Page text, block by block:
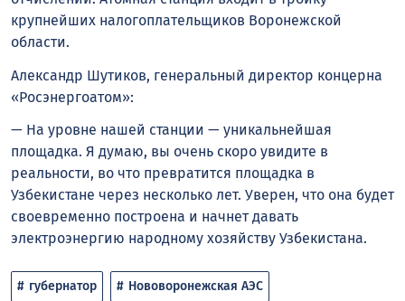
крупнейших налогоплательщиков Воронежской
области.
Александр Шутиков, генеральный директор концерна
«Росэнергоатом»:
— На уровне нашей станции — уникальнейшая
площадка. Я думаю, вы очень скоро увидите в
реальности, во что превратится площадка в
Узбекистане через несколько лет. Уверен, что она будет
своевременно построена и начнет давать
электроэнергию народному хозяйству Узбекистана.
губернатор Нововоронежская АЭС